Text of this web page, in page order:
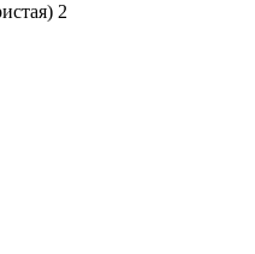
2